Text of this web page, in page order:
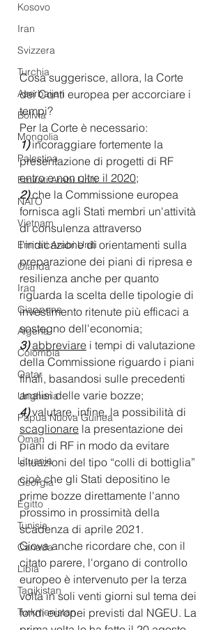
Kosovo
Iran
Svizzera
Turchia
Azerbaijan
Bolivia
Mongolia
Palestina
Emirati Arabi Uniti
NATO
Vietnam
Emirati Arabi Uniti
Olanda
Iraq
Giappone
Algeria
Colombia
Qatar
Ungheria
Papua Nuova Guinea
Oman
Lituania
Georgia
Egitto
Tunisia
Canada
Libia
Tagikistan
Turkmenistan
Cosa suggerisce, allora, la Corte
dei Conti europea per accorciare i
tempi?
Per la Corte è necessario:
1) incoraggiare fortemente la
presentazione di progetti di RF
entro e non oltre il 2020;
2) che la Commissione europea
fornisca agli Stati membri un'attività
di consulenza attraverso
l'indicazione di orientamenti sulla
preparazione dei piani di ripresa e
resilienza anche per quanto
riguarda la scelta delle tipologie di
investimento ritenute più efficaci a
sostegno dell'economia;
3) abbreviare i tempi di valutazione
della Commissione riguardo i piani
finali, basandosi sulle precedenti
analisi delle varie bozze;
4) valutare, infine, la possibilità di
scaglionare la presentazione dei
piani di RF in modo da evitare
situazioni del tipo “colli di bottiglia”
cioè che gli Stati depositino le
prime bozze direttamente l'anno
prossimo in prossimità della
scadenza di aprile 2021.
Giova anche ricordare che, con il
citato parere, l'organo di controllo
europeo è intervenuto per la terza
volta in soli venti giorni sul tema dei
fondi europei previsti dal NGEU. La